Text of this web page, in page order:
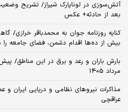
آتش‌سوزی در لوناپارک شیراز/ تشریح
بعد از حادثه+ عکس
کنایه روزنامه جوان به محمدباقر
بیش از ده‌ها اقدام دشمن، فضای جامعه را
مرداد 1405
مذاکرات نیروهای نظامی و دریایی ایران و
عراقچی